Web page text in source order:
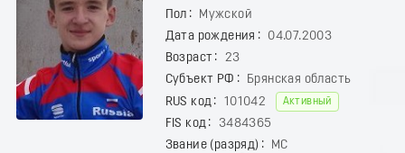
Пол
Мужской
Дата рождения
04.07.2003
Возраст
23
Субъект РФ
Брянская область
RUS код
101042 Активный
FIS код
3484365
Звание (разряд)
МС